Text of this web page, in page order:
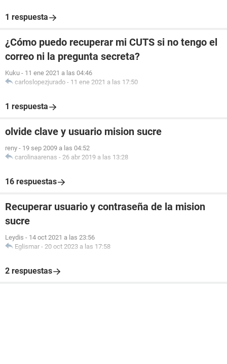
1 respuesta
¿Cómo puedo recuperar mi CUTS si no tengo el
correo ni la pregunta secreta?
Kuku - 11 ene 2021 a las 04:46
carloslopezjurado - 11 ene 2021 a las 17:50
1 respuesta
olvide clave y usuario mision sucre
reny - 19 sep 2009 a las 04:52
carolinaarenas - 26 abr 2019 a las 13:28
16 respuestas
Recuperar usuario y contraseña de la mision
sucre
Leydis - 14 oct 2021 a las 23:56
Eglismar - 20 oct 2023 a las 17:58
2 respuestas